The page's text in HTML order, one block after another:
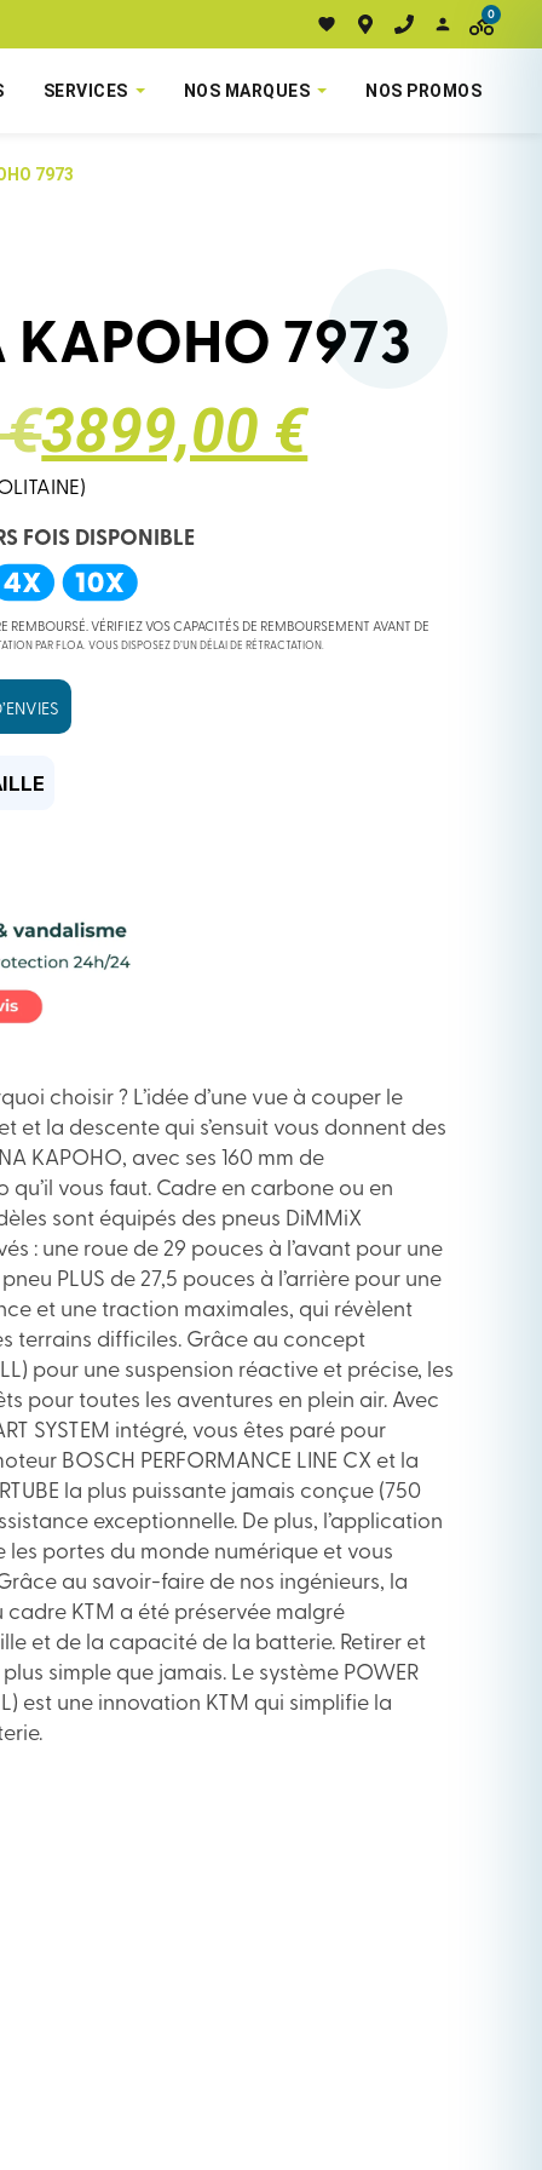
0
SERVICES NOS MARQUES NOS PROMOS
7973
7973
3899,00 €
FOIS DISPONIBLE
REMBOURSÉ. VÉRIFIEZ VOS CAPACITÉS DE REMBOURSEMENT AVANT DE
PAR FLOA. VOUS DISPOSEZ D’UN DÉLAI DE RÉTRACTATION.
choisir ? L’idée d’une vue à couper le
et la descente qui s’ensuit vous donnent des
KAPOHO, avec ses 160 mm de
qu’il vous faut. Cadre en carbone ou en
sont équipés des pneus DiMMiX
: une roue de 29 pouces à l’avant pour une
PLUS de 27,5 pouces à l’arrière pour une
et une traction maximales, qui révèlent
terrains difficiles. Grâce au concept
pour une suspension réactive et précise, les
pour toutes les aventures en plein air. Avec
SYSTEM intégré, vous êtes paré pour
BOSCH PERFORMANCE LINE CX et la
la plus puissante jamais conçue (750
exceptionnelle. De plus, l’application
les portes du monde numérique et vous
au savoir-faire de nos ingénieurs, la
KTM a été préservée malgré
et de la capacité de la batterie. Retirer et
simple que jamais. Le système POWER
est une innovation KTM qui simplifie la